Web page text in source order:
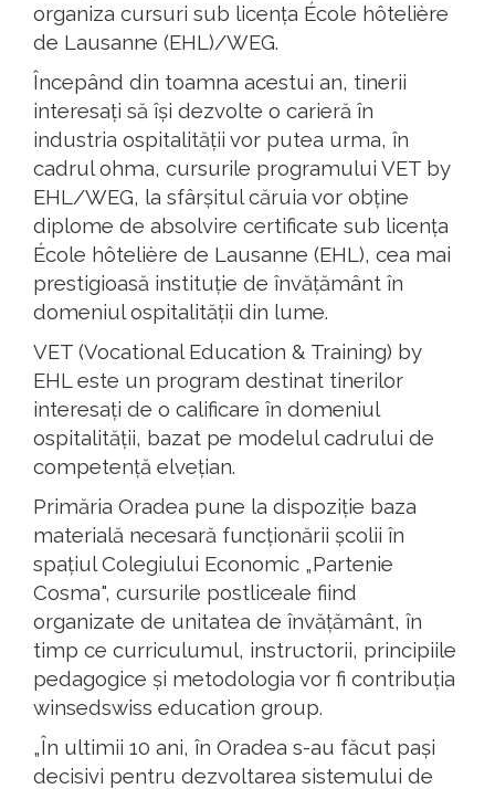
organiza cursuri sub licența École hôtelière
de Lausanne (EHL)/WEG.
Începând din toamna acestui an, tinerii
interesați să își dezvolte o carieră în
industria ospitalității vor putea urma, în
cadrul ohma, cursurile programului VET by
EHL/WEG, la sfârșitul căruia vor obține
diplome de absolvire certificate sub licența
École hôtelière de Lausanne (EHL), cea mai
prestigioasă instituție de învățământ în
domeniul ospitalității din lume.
VET (Vocational Education & Training) by
EHL este un program destinat tinerilor
interesați de o calificare în domeniul
ospitalității, bazat pe modelul cadrului de
competență elvețian.
Primăria Oradea pune la dispoziție baza
materială necesară funcționării școlii în
spațiul Colegiului Economic „Partenie
Cosma", cursurile postliceale fiind
organizate de unitatea de învățământ, în
timp ce curriculumul, instructorii, principiile
pedagogice și metodologia vor fi contribuția
winsedswiss education group.
„În ultimii 10 ani, în Oradea s-au făcut pași
decisivi pentru dezvoltarea sistemului de